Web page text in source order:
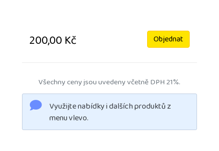
200,00 Kč Objednat
Všechny ceny jsou uvedeny včetně DPH 21%.
Využijte nabídky i dalších produktů z
menu vlevo.